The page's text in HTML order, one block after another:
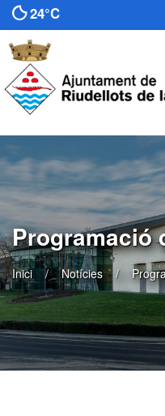
24°C
Programació
Inici Notícies